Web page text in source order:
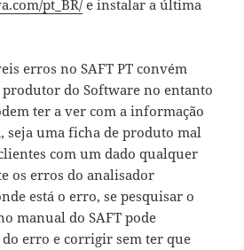
pt_BR/e instalar a última
erros no SAFT PT convém
do Software no entanto
ter a ver com a informação
seja uma ficha de produto mal
com um dado qualquer
os erros do analisador
está o erro, se pesquisar o
manual do SAFT pode
erro e corrigir sem ter que